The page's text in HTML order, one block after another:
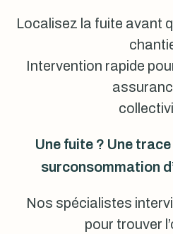
Localisez la fuite avant
Intervention rapide
Une fuite ? Une
surconsommation
Nos spécialistes
pour trouver